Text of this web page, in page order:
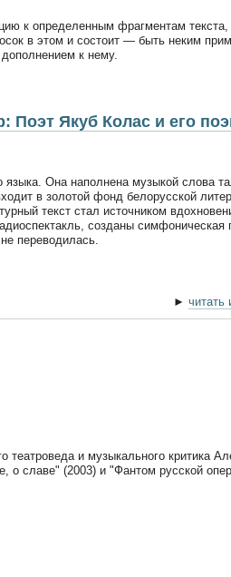
к определенным фрагментам текста,
в этом и состоит — быть неким
к нему.
Поэт Якуб Колас и его
Она наполнена музыкой слова
в золотой фонд белорусской
текст стал источником
созданы симфоническая
переводилась.
► читать
театроведа и музыкального критика
о славе" (2003) и "Фантом русской